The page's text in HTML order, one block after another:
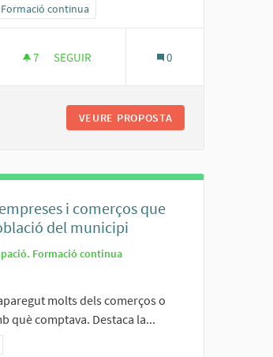
categoria: Economia i ocupació. Formació continua
continua
7 7 SEGUIDORES
SEGUIR 0
VEURE PROPOSTA
i comerços que
del municipi
Formació continua
molts dels comerços o
què comptava. Destaca la...
categoria: Economia i ocupació